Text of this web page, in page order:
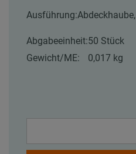
Ausführung:
Abgabeeinheit:50 Stück
Gewicht/ME:
0,017 kg